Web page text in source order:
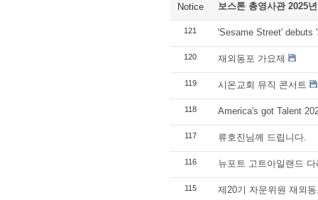
Notice 보스톤 총영사관 2025
121 'Sesame Street' debuts
120 재외동포 가요제
119 시온교회 뮤직 콘서트
118 America's got Talent
117 류호진님께 드립니다.
116 뉴포트 고트아일랜드
115 제20기 자문위원 재외